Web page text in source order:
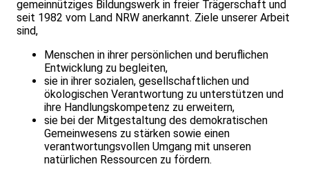
gemeinnütziges Bildungswerk in freier Trägerschaft und
seit 1982 vom Land NRW anerkannt. Ziele unserer Arbeit
sind,
Menschen in ihrer persönlichen und beruflichen
Entwicklung zu begleiten,
sie in ihrer sozialen, gesellschaftlichen und
ökologischen Verantwortung zu unterstützen und
ihre Handlungskompetenz zu erweitern,
sie bei der Mitgestaltung des demokratischen
Gemeinwesens zu stärken sowie einen
verantwortungsvollen Umgang mit unseren
natürlichen Ressourcen zu fördern.